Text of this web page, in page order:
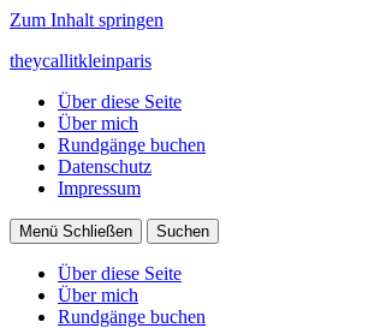
Zum Inhalt springen
theycallitkleinparis
Über diese Seite
Über mich
Rundgänge buchen
Datenschutz
Impressum
Menü Schließen Suchen
Über diese Seite
Über mich
Rundgänge buchen